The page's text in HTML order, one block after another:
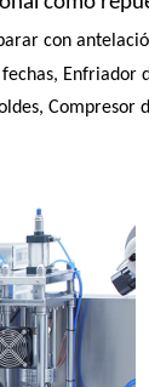
con
Enfriador
Compresor